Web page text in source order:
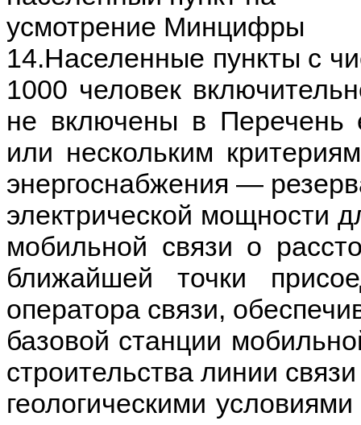
усмотрение Минцифры
14.Населенные пункты c
1000 человек
не включены в Перечень
или нескольким
энергоснабжения —
электрической мощности
мобильной связи o
ближайшей точки
оператора связи,
базовой станции
строительства линии
геологическими